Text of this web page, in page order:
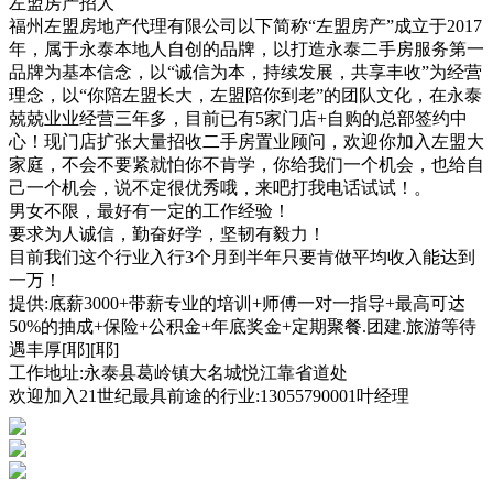
福州左盟房地产代理有限公司以下简称“左盟房产”成立于2017
年，属于永泰本地人自创的品牌，以打造永泰二手房服务第一
品牌为基本信念，以“诚信为本，持续发展，共享丰收”为经营
理念，以“你陪左盟长大，左盟陪你到老”的团队文化，在永泰
兢兢业业经营三年多，目前已有5家门店+自购的总部签约中
心！现门店扩张大量招收二手房置业顾问，欢迎你加入左盟大
家庭，不会不要紧就怕你不肯学，你给我们一个机会，也给自
己一个机会，说不定很优秀哦，来吧打我电话试试！。
男女不限，最好有一定的工作经验！
要求为人诚信，勤奋好学，坚韧有毅力！
目前我们这个行业入行3个月到半年只要肯做平均收入能达到
一万！
提供:底薪3000+带薪专业的培训+师傅一对一指导+最高可达
50%的抽成+保险+公积金+年底奖金+定期聚餐.团建.旅游等待
遇丰厚[耶][耶]
工作地址:永泰县葛岭镇大名城悦江靠省道处
欢迎加入21世纪最具前途的行业:13055790001叶经理